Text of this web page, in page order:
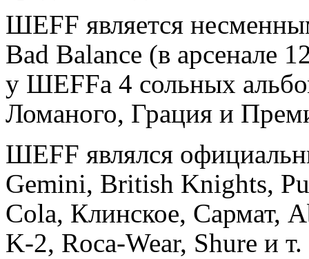
ШЕFF является
Bad Balance (в арсенале
у ШЕFFа 4 сольных
Ломаного, Грация и
ШЕFF являлся
Gemini, British Knights,
Соla, Клинское, Сармат,
K-2, Roca-Wear, Shure и т.